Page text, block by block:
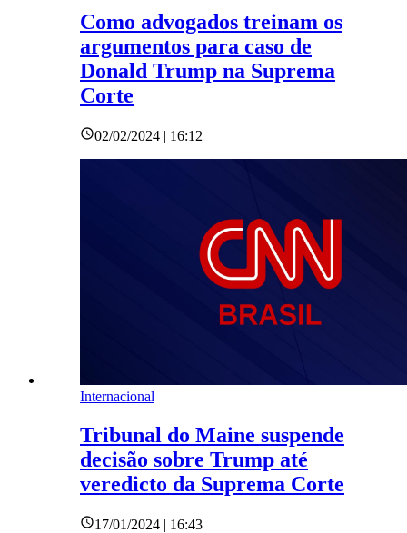
Como advogados treinam os
argumentos para caso de
Donald Trump na Suprema
Corte
02/02/2024 | 16:12
Internacional
Tribunal do Maine suspende
decisão sobre Trump até
veredicto da Suprema Corte
17/01/2024 | 16:43